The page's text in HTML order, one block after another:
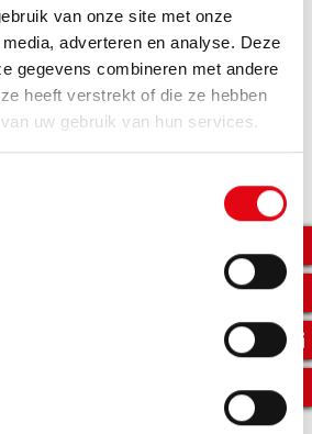
van onze site met onze
adverteren en analyse. Deze
gegevens combineren met andere
heeft verstrekt of die ze hebben
uw gebruik van hun services.